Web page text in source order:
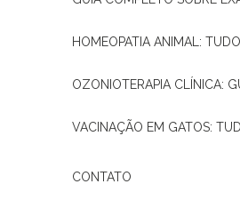
HOMEOPATIA ANIMAL:
OZONIOTERAPIA CLÍNICA:
VACINAÇÃO EM GATOS:
CONTATO